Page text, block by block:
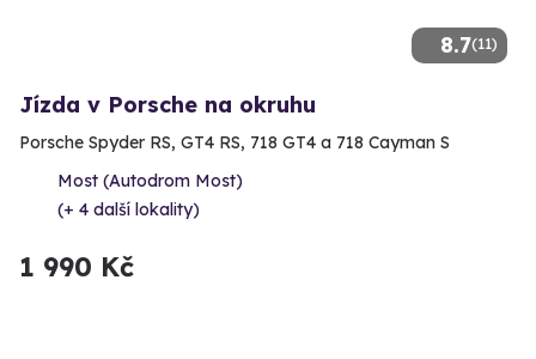
8.7(11)
Jízda v Porsche na okruhu
Porsche Spyder RS, GT4 RS, 718 GT4 a 718 Cayman S
Most (Autodrom Most)
(+ 4 další lokality)
1 990 Kč